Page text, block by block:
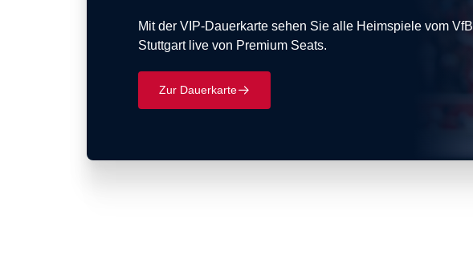
Mit der VIP-Dauerkarte sehen Sie alle Heimspiele vom VfB
Stuttgart live von Premium Seats.
Zur Dauerkarte􀄫